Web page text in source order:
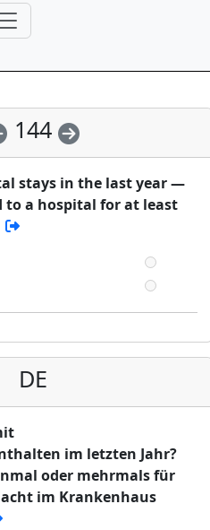
144
stays in the last year —
to a hospital for at least
DE
im letzten Jahr?
oder mehrmals für
im Krankenhaus